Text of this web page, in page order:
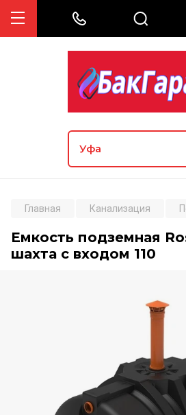
Главная Канализация
Емкость подземная
шахта с входом 110